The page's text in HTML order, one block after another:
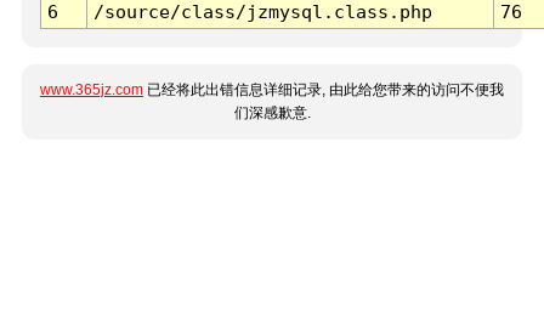
6
/source/class/jzmysql.class.php 76
www.365jz.com 已经将此出错信息详细记录, 由此给您带来的访问不便我
们深感歉意.